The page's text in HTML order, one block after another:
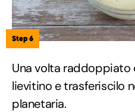
Step 6
Una volta raddoppiato
lievitino e trasferiscilo
planetaria.